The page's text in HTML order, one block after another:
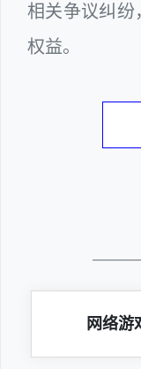
相关争议纠纷
权益。
————
网络游